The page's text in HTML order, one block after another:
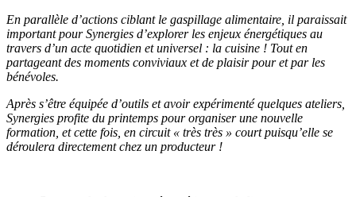
Actualités Animer la vie associative
RENCONTRE DE
L’ÉNERGIE | « mon
association, la cuisson
écologique et moi ! »
En parallèle d’actions ciblant le gaspillage alimentaire, il paraissait
important pour Synergies d’explorer les enjeux énergétiques au
travers d’un acte quotidien et universel : la cuisine ! Tout en
partageant des moments conviviaux et de plaisir pour et par les
bénévoles.
Après s’être équipée d’outils et avoir expérimenté quelques ateliers,
Synergies profite du printemps pour organiser une nouvelle
formation, et cette fois, en circuit « très très » court puisqu’elle se
déroulera directement chez un producteur !